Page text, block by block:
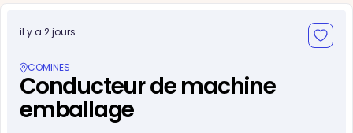
il y a 2 jours
COMINES
Conducteur de machine
emballage